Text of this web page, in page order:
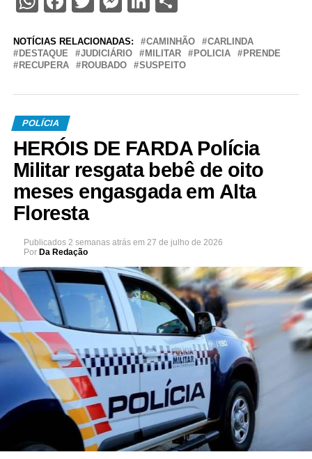
NOTÍCIAS RELACIONADAS: CAMINHÃO
CARLINDA
DESTAQUE
JUDICIÁRIO MILITAR POLICIA
PRENDE
RECUPERA
ROUBADO SUSPEITO
POLÍCIA
HERÓIS DE FARDA Polícia
Militar resgata bebê de oito
meses engasgada em Alta
Floresta
Publicados 2 semanas atrás em 27 de julho de 2026
Por Da Redação